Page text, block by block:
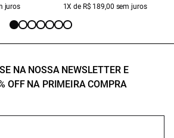
juros 1X de R$ 189,00 sem juros
NA NOSSA NEWSLETTER E
OFF NA PRIMEIRA COMPRA